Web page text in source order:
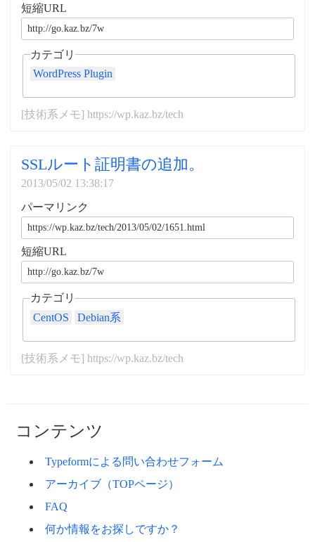
短縮URL
カテゴリ
WordPress Plugin
[技術系メモ] https://wp.kaz.bz/tech
SSLルート証明書の追加。
2013/05/02 13:38:17
パーマリンク
短縮URL
カテゴリ
CentOS
Debian系
[技術系メモ] https://wp.kaz.bz/tech
コンテンツ
Typeformによる問い合わせフォーム
アーカイブ（TOPページ）
FAQ
何か情報をお探しですか？